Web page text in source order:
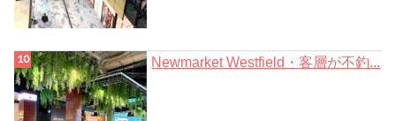
Newmarket Westfield・客層が不釣...